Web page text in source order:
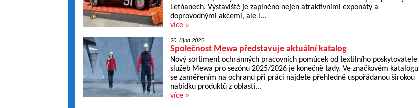
Letňanech. Výstaviště je zaplněno nejen atraktivními exponáty a
doprovodnými akcemi, ale i...
více »
20. října 2025
Společnost Mewa představuje aktuální katalog
Nový sortiment ochranných pracovních pomůcek od textilního poskytovatele
služeb Mewa pro sezónu 2025/2026 je konečně tady. Ve značkovém katalogu
se zaměřením na ochranu při práci najdete přehledně uspořádanou širokou
nabídku produktů z oblasti...
více »